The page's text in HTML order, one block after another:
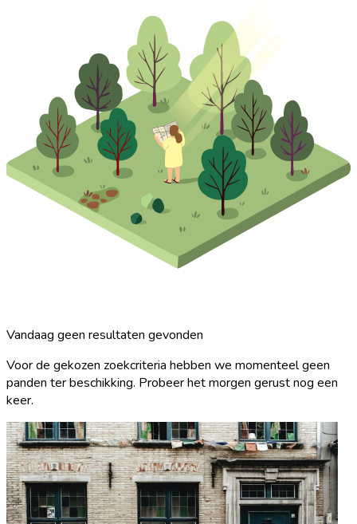
Vandaag geen resultaten gevonden
Voor de gekozen zoekcriteria hebben we momenteel geen
panden ter beschikking. Probeer het morgen gerust nog een
keer.